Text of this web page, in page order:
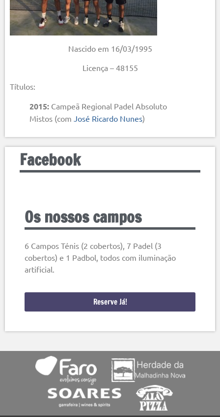
Nascido em 16/03/1995
Licença – 48155
Títulos:
2015: Campeã Regional Padel Absoluto
Mistos (com José Ricardo Nunes)
Facebook
Os nossos campos
6 Campos Ténis (2 cobertos), 7 Padel (3
cobertos) e 1 Padbol, todos com iluminação
artificial.
Reserve Já!